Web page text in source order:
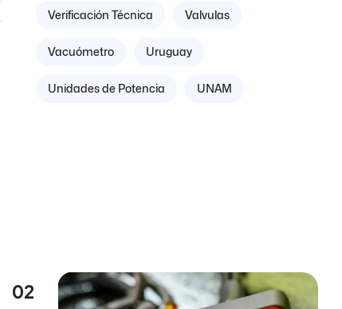
Verificación Técnica Valvulas
Vacuómetro Uruguay
Unidades de Potencia UNAM
02